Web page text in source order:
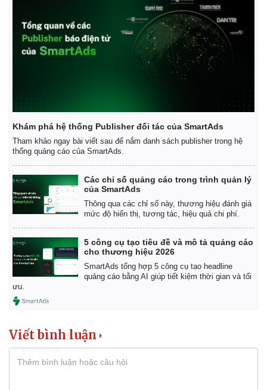
Pháp luật
Vụ án
Tin nóng
Quân sự - Quốc phòng
Vũ khí
Việt Nam
Phân tích
Khám phá hệ thống Publisher đối tác của SmartAds
Tham khảo ngay bài viết sau để nắm danh sách publisher trong hệ
thống quảng cáo của SmartAds.
Các chỉ số quảng cáo trong trình quản lý
của SmartAds
Thông qua các chỉ số này, thương hiệu đánh giá
mức độ hiển thị, tương tác, hiệu quả chi phí.
5 công cụ tạo tiêu đề và mô tả quảng cáo
cho thương hiệu 2026
SmartAds tổng hợp 5 công cụ tạo headline
quảng cáo bằng AI giúp tiết kiệm thời gian và tối
ưu.
Viết bình luận